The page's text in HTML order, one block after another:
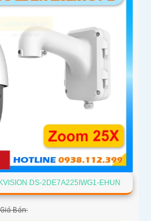
DS-2DE7A225IWG1-EHUN
Giá Bán: